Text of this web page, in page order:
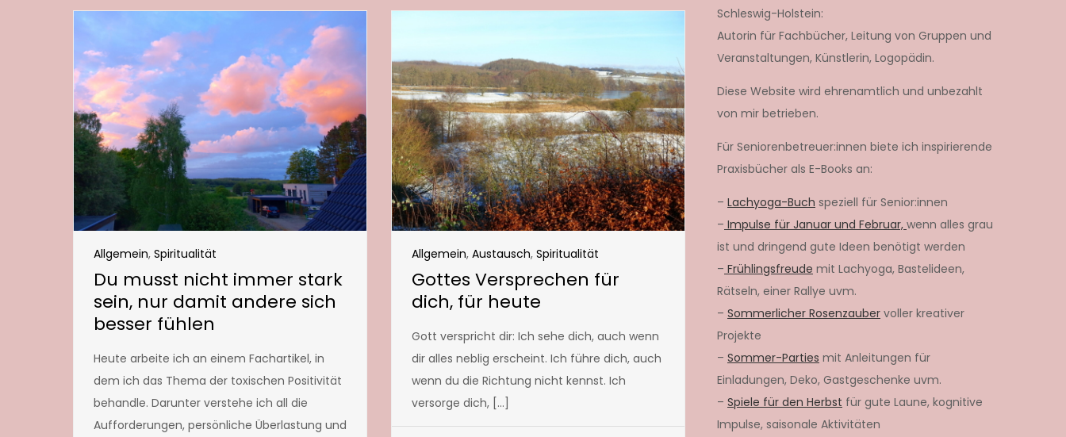
Allgemein, Spiritualität
Du musst nicht immer stark
sein, nur damit andere sich
besser fühlen
Heute arbeite ich an einem Fachartikel, in
dem ich das Thema der toxischen Positivität
behandle. Darunter verstehe ich all die
Aufforderungen, persönliche Überlastung und
Allgemein, Austausch, Spiritualität
Gottes Versprechen für
dich, für heute
Gott verspricht dir: Ich sehe dich, auch wenn
dir alles neblig erscheint. Ich führe dich, auch
wenn du die Richtung nicht kennst. Ich
versorge dich, […]
Schleswig-Holstein:
Autorin für Fachbücher, Leitung von Gruppen und
Veranstaltungen, Künstlerin, Logopädin.
Diese Website wird ehrenamtlich und unbezahlt
von mir betrieben.
Für Seniorenbetreuer:innen biete ich inspirierende
Praxisbücher als E-Books an:
– Lachyoga-Buch speziell für Senior:innen
– Impulse für Januar und Februar, wenn alles grau
ist und dringend gute Ideen benötigt werden
– Frühlingsfreude mit Lachyoga, Bastelideen,
Rätseln, einer Rallye uvm.
– Sommerlicher Rosenzauber voller kreativer
Projekte
– Sommer-Parties mit Anleitungen für
Einladungen, Deko, Gastgeschenke uvm.
– Spiele für den Herbst für gute Laune, kognitive
Impulse, saisonale Aktivitäten